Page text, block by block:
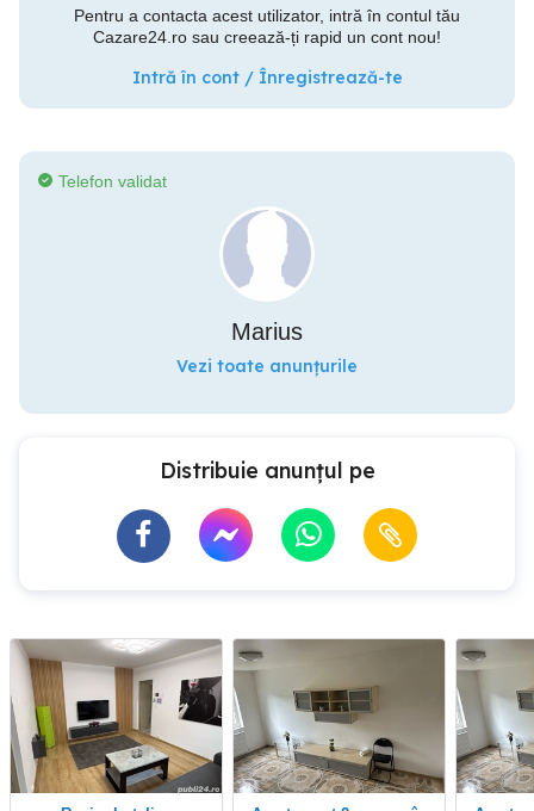
Pentru a contacta acest utilizator, intră în contul tău
Cazare24.ro sau creează-ți rapid un cont nou!
Intră în cont / Înregistrează-te
Telefon validat
Marius
Vezi toate anunțurile
Distribuie anunțul pe